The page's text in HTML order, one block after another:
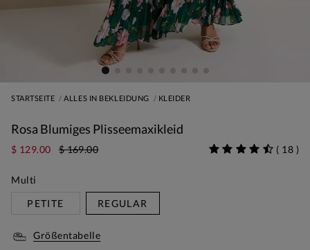
STARTSEITE ALLES IN BEKLEIDUNG KLEIDER
Rosa Blumiges Plisseemaxikleid
$ 129.00 $ 169.00 ( 18 )
Multi
PETITE
REGULAR
Größentabelle